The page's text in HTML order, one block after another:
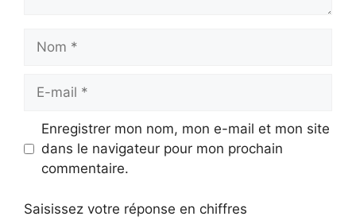
Nom
Enregistrer mon nom, mon e-mail et mon site
dans le navigateur pour mon prochain
commentaire.
Saisissez votre réponse en chiffres